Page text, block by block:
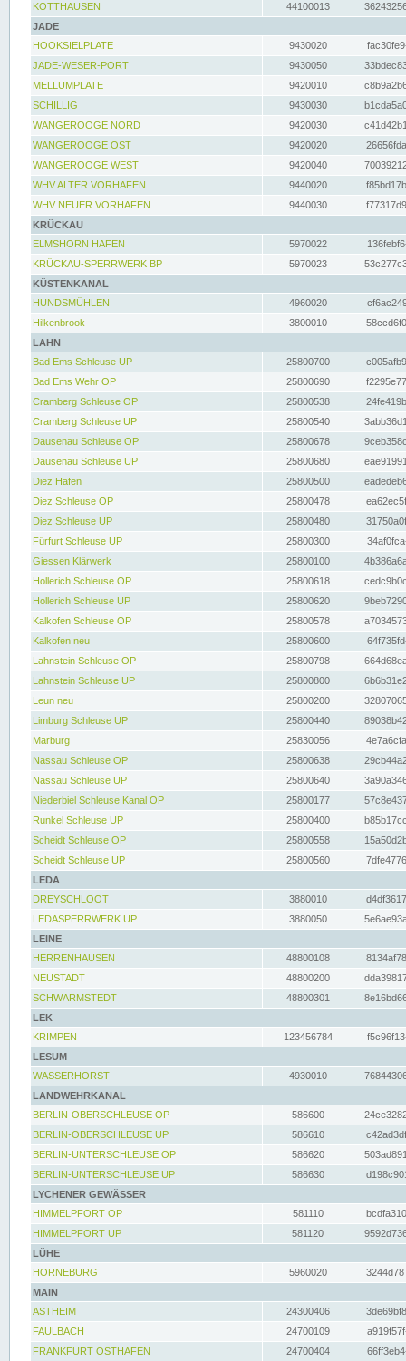
KOTTHAUSEN
44100013
JADE
HOOKSIELPLATE
9430020
JADE-WESER-PORT
9430050
MELLUMPLATE
9420010
SCHILLIG
9430030
WANGEROOGE NORD
9420030
WANGEROOGE OST
9420020
WANGEROOGE WEST
9420040
WHV ALTER VORHAFEN
9440020
WHV NEUER VORHAFEN
9440030
KRÜCKAU
ELMSHORN HAFEN
5970022
KRÜCKAU-SPERRWERK BP
5970023
KÜSTENKANAL
HUNDSMÜHLEN
4960020
Hilkenbrook
3800010
LAHN
Bad Ems Schleuse UP
25800700
Bad Ems Wehr OP
25800690
Cramberg Schleuse OP
25800538
Cramberg Schleuse UP
25800540
Dausenau Schleuse OP
25800678
Dausenau Schleuse UP
25800680
Diez Hafen
25800500
Diez Schleuse OP
25800478
Diez Schleuse UP
25800480
Fürfurt Schleuse UP
25800300
Giessen Klärwerk
25800100
Hollerich Schleuse OP
25800618
Hollerich Schleuse UP
25800620
Kalkofen Schleuse OP
25800578
Kalkofen neu
25800600
Lahnstein Schleuse OP
25800798
Lahnstein Schleuse UP
25800800
Leun neu
25800200
Limburg Schleuse UP
25800440
Marburg
25830056
Nassau Schleuse OP
25800638
Nassau Schleuse UP
25800640
Niederbiel Schleuse Kanal OP
25800177
Runkel Schleuse UP
25800400
Scheidt Schleuse OP
25800558
Scheidt Schleuse UP
25800560
LEDA
DREYSCHLOOT
3880010
LEDASPERRWERK UP
3880050
LEINE
HERRENHAUSEN
48800108
NEUSTADT
48800200
SCHWARMSTEDT
48800301
LEK
KRIMPEN
123456784
LESUM
WASSERHORST
4930010
LANDWEHRKANAL
BERLIN-OBERSCHLEUSE OP
586600
BERLIN-OBERSCHLEUSE UP
586610
BERLIN-UNTERSCHLEUSE OP
586620
BERLIN-UNTERSCHLEUSE UP
586630
LYCHENER GEWÄSSER
HIMMELPFORT OP
581110
HIMMELPFORT UP
581120
LÜHE
HORNEBURG
5960020
MAIN
ASTHEIM
24300406
FAULBACH
24700109
FRANKFURT OSTHAFEN
24700404